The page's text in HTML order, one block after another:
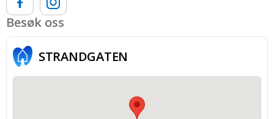
Besøk oss
STRAND­GATEN